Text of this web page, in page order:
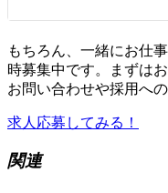
もちろん、一緒にお仕
時募集中です。まずは
お問い合わせや採用へ
求人応募してみる！
関連